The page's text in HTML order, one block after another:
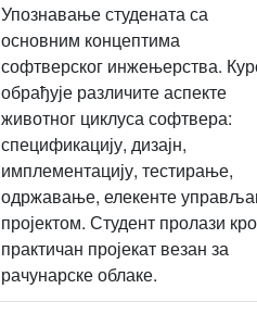
Упознавање студената са
основним концептима
софтверског инжењерства.
обрађује различите аспекте
животног циклуса софтвера:
спецификацију, дизајн,
имплементацију, тестирање,
одржавање, елекенте
пројектом. Студент пролази
практичан пројекат везан за
рачунарске облаке.